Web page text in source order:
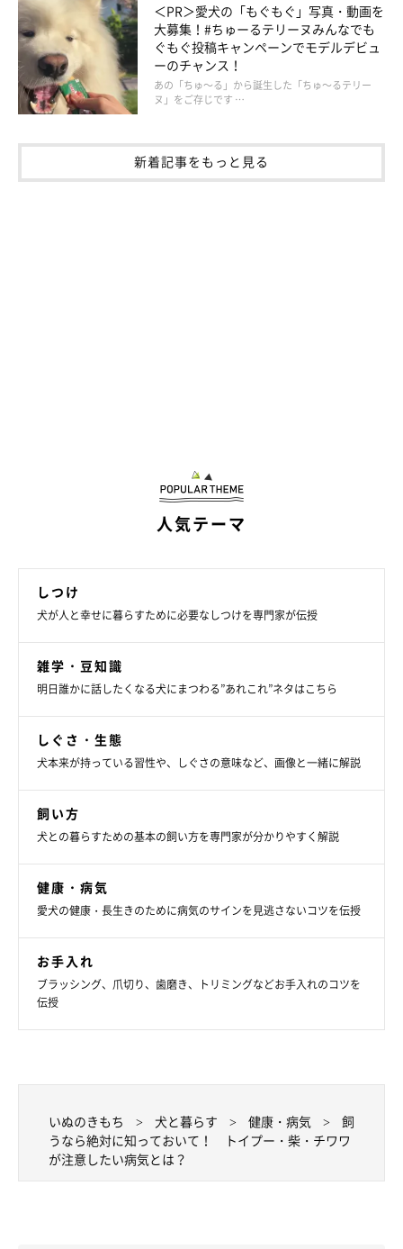
＜PR＞愛犬の「もぐもぐ」写真・動画を
大募集！#ちゅーるテリーヌみんなでも
ぐもぐ投稿キャンペーンでモデルデビュ
ーのチャンス！
あの「ちゅ～る」から誕生した「ちゅ～るテリー
ヌ」をご存じです …
新着記事をもっと見る
人気テーマ
しつけ
犬が人と幸せに暮らすために必要なしつけを専門家が伝授
雑学・豆知識
明日誰かに話したくなる犬にまつわる”あれこれ”ネタはこちら
しぐさ・生態
犬本来が持っている習性や、しぐさの意味など、画像と一緒に解説
飼い方
犬との暮らすための基本の飼い方を専門家が分かりやすく解説
健康・病気
愛犬の健康・長生きのために病気のサインを見逃さないコツを伝授
お手入れ
ブラッシング、爪切り、歯磨き、トリミングなどお手入れのコツを
伝授
いぬのきもち 犬と暮らす 健康・病気
飼
うなら絶対に知っておいて！ トイプー・柴・チワワ
が注意したい病気とは？